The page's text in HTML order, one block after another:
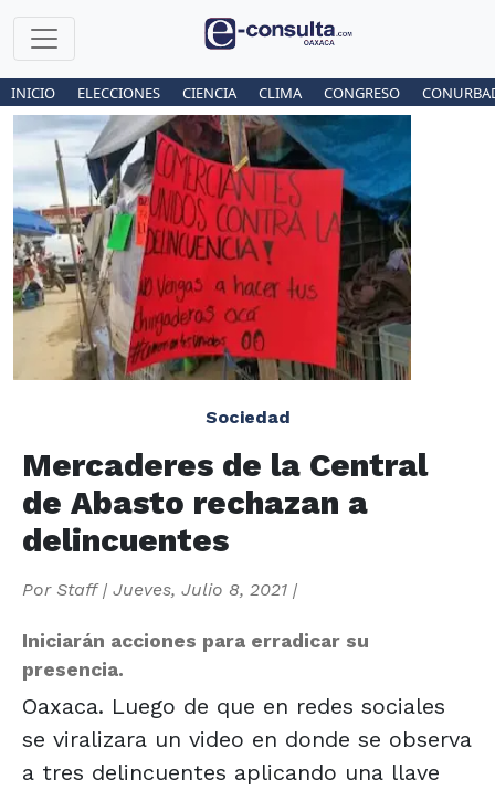
INICIO ELECCIONES CIENCIA CLIMA CONGRESO
Sociedad
Mercaderes de la Central
de Abasto rechazan a
delincuentes
Por Staff| Jueves, Julio 8, 2021 |
Iniciarán acciones para erradicar su
presencia.
Oaxaca. Luego de que en redes sociales
se viralizara un video en donde se observa
a tres delincuentes aplicando una llave